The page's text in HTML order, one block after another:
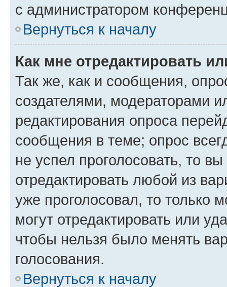
с администратором
Вернуться к началу
Как мне отредактировать
Так же, как и сообщения,
создателями, модераторами
редактирования опроса
сообщения в теме; опрос
не успел проголосовать, то
отредактировать любой из
уже проголосовал, то только
могут отредактировать или
чтобы нельзя было менять
голосования.
Вернуться к началу